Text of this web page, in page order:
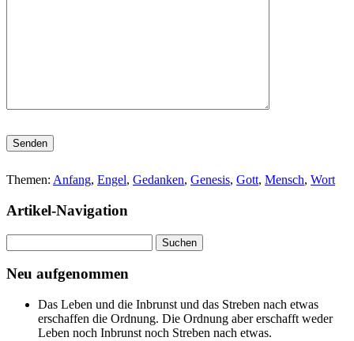
Bitte lasse dieses Feld leer.
Themen: Anfang, Engel, Gedanken, Genesis, Gott, Mensch, Wort
Artikel-Navigation
nach:
Neu aufgenommen
Das Leben und die Inbrunst und das Streben nach etwas
erschaffen die Ordnung. Die Ordnung aber erschafft weder
Leben noch Inbrunst noch Streben nach etwas.